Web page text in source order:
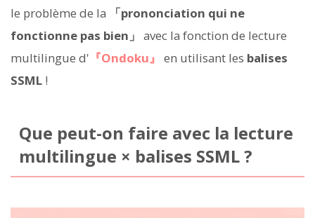
le problème de la
「prononciation qui ne
fonctionne pas bien」 avec la fonction de lecture
multilingue d' 『Ondoku』 en utilisant les balises
SSML !
Que peut-on faire avec la lecture
multilingue × balises SSML ?